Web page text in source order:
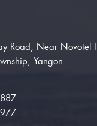
Road, Near Novotel
Yangon.